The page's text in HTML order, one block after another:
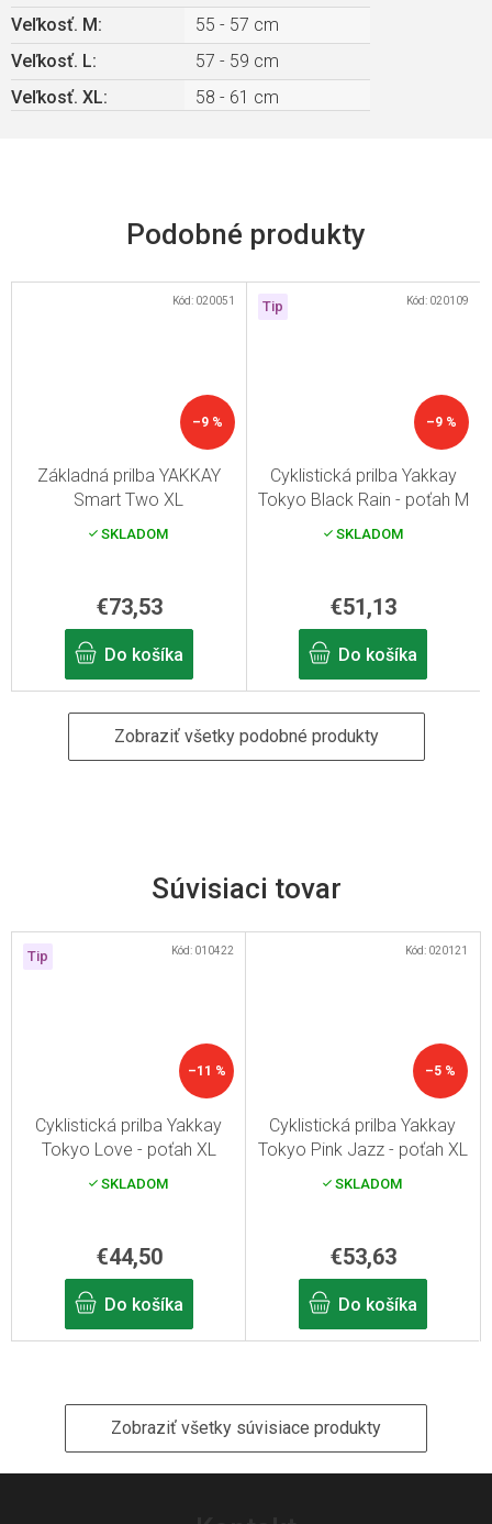
Súvisiaci tovar
Tip
–11 %
Cyklistická prilba Yakkay
Tokyo Love - poťah XL
SKLADOM
€44,50
Do košíka
Kód: 010422
–5 %
Cyklistická prilba Yakkay
Tokyo Pink Jazz - poťah XL
SKLADOM
€53,63
Do košíka
Kód: 020121
Zobraziť všetky súvisiace produkty
Veľkosť. M :
55 - 57 cm
Veľkosť. L:
57 - 59 cm
Veľkosť. XL: 58 - 61 cm
–9 %
Základná prilba YAKKAY
Smart Two XL
SKLADOM
€73,53
Do košíka
Kód: 020051 Tip
–9 %
Cyklistická prilba Yakkay
Tokyo Black Rain - poťah M
SKLADOM
€51,13
Do košíka
Kód: 020109
Zobraziť všetky podobné produkty